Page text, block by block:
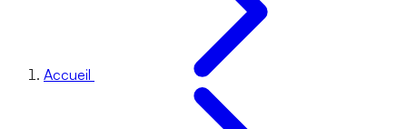
Accueil